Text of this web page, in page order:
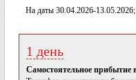
На даты 30.04.2026-
1 день
Самостоятельное прибытие